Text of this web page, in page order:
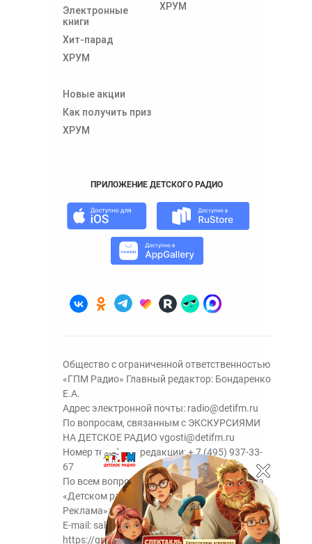
Электронные
книги
Хит-парад
ХРУМ
ХРУМ
Новые акции
Как получить приз
ХРУМ
ПРИЛОЖЕНИЕ ДЕТСКОГО РАДИО
Общество с ограниченной ответственностью
«ГПМ Радио» Главный редактор: Бондаренко
Е.А.
Адрес электронной почты: radio@detifm.ru
По вопросам, связанным с ЭКСКУРСИЯМИ
НА ДЕТСКОЕ РАДИО vgosti@detifm.ru
Номер телефона редакции:+ 7 (495) 937-33-
67
По всем вопросам размещения рекламы на
«Детском радио» - сейлз-хаус «ГПМ
Реклама»:+7 (495) 921-40-41
E-mail: sales@gazprom-media.ru
https://gpmsaleshouse.ru/